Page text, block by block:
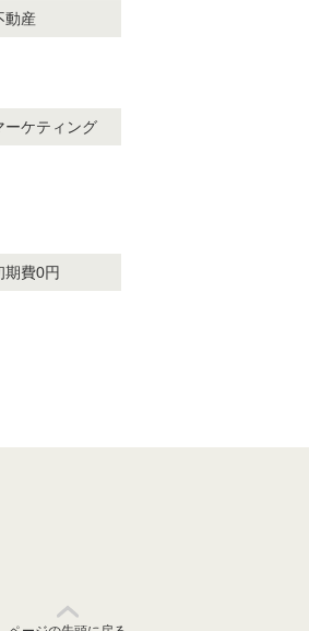
動産
ーケティング
期費0円